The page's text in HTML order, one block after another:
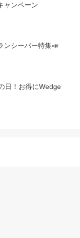
ャンペーン
ンシーバー特集📣
日！お得にWedge